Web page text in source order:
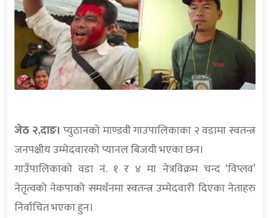
जेठ २,दाङ। प्युठानको माण्डवी गाउपालिकाका २ वडामा स्वतन्त्र
जनपक्षीय उम्मेदवारको प्यानल बिजयी भएका छन।
गाउँपालिकाको वडा नं. १ र ४ मा नेत्रविक्रम चन्द ‘विप्लव’
नेतृत्वको नेकपाको समर्थनमा स्वतन्त्र उम्मेदवारी दिएका नेताहरु
निर्वाचित भएका हुन।